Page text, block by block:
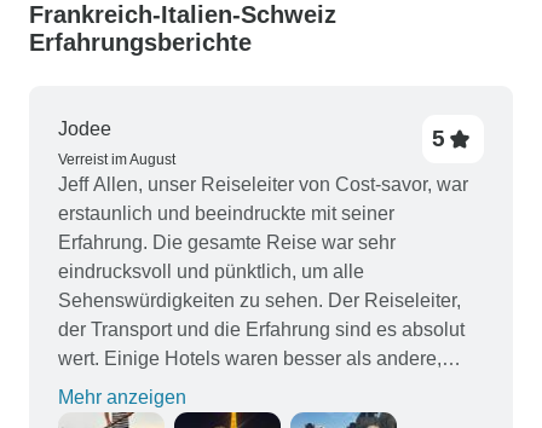
Frankreich-Italien-Schweiz
Erfahrungsberichte
Jodee
Verreist im August
5
Jeff Allen, unser Reiseleiter von Cost-savor, war
erstaunlich und beeindruckte mit seiner
Erfahrung. Die gesamte Reise war sehr
eindrucksvoll und pünktlich, um alle
Sehenswürdigkeiten zu sehen. Der Reiseleiter,
der Transport und die Erfahrung sind es absolut
wert. Einige Hotels waren besser als andere,
aber man verbringt nicht allzu viel Zeit im Hotel.
Zu beachten ist nur, dass die Tour keine Ausflüge
Mehr anzeigen